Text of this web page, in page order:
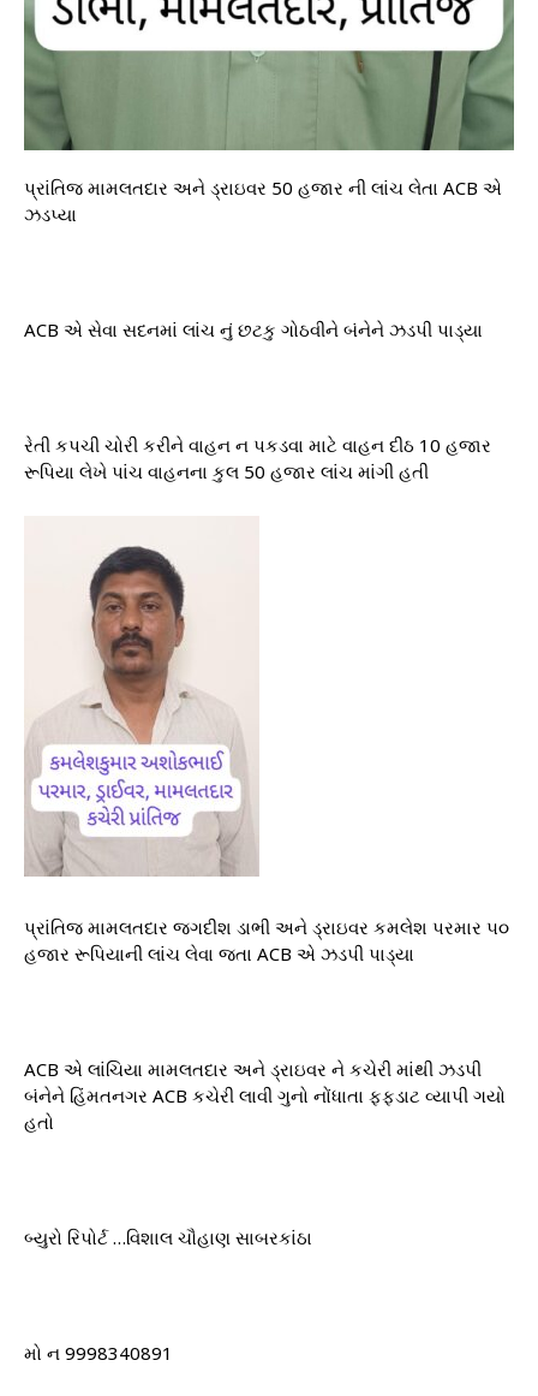
પ્રાંતિજ મામલતદાર અને ડ્રાઇવર 50 હજાર ની લાંચ લેતા ACB એ
ઝડપ્યા
ACB એ સેવા સદનમાં લાંચ નું છટકુ ગોઠવીને બંનેને ઝડપી પાડ્યા
રેતી કપચી ચોરી કરીને વાહન ન પકડવા માટે વાહન દીઠ 10 હજાર
રૂપિયા લેખે પાંચ વાહનના કુલ 50 હજાર લાંચ માંગી હતી
પ્રાંતિજ મામલતદાર જગદીશ ડાભી અને ડ્રાઇવર કમલેશ પરમાર ૫૦
હજાર રૂપિયાની લાંચ લેવા જતા ACB એ ઝડપી પાડ્યા
ACB એ લાંચિયા મામલતદાર અને ડ્રાઇવર ને કચેરી માંથી ઝડપી
બંનેને હિંમતનગર ACB કચેરી લાવી ગુનો નોંધાતા ફફડાટ વ્યાપી ગયો
હતો
બ્યુરો રિપોર્ટ …વિશાલ ચૌહાણ સાબરકાંઠા
મો ન 9998340891